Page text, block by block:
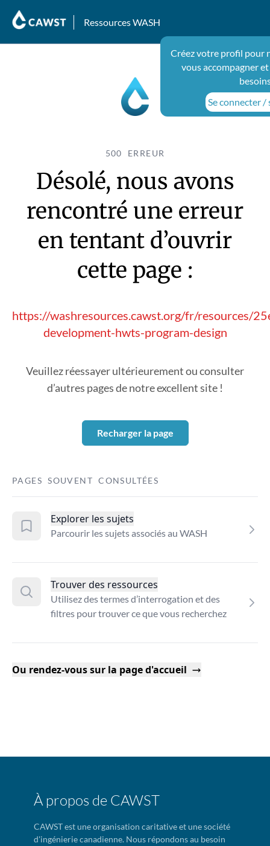
Ressources WASH
Créez votre profil pour
vous accompagner
Se connecter /
500 ERREUR
Désolé, nous avons
rencontré une erreur
en tentant d’ouvrir
cette page :
https://washresources.cawst.org/fr/resources/
development-hwts-program-design
Veuillez réessayer ultérieurement ou consulter
d’autres pages de notre excellent site !
Recharger la page
PAGES SOUVENT CONSULTÉES
Explorer les sujets
Parcourir les sujets associés au WASH
Trouver des ressources
Utilisez des termes d’interrogation et des
filtres pour trouver ce que vous recherchez
Ou rendez-vous sur la page d'accueil
À propos de CAWST
CAWST est une organisation caritative et une société
d'ingénierie canadienne. Nous répondons au besoin